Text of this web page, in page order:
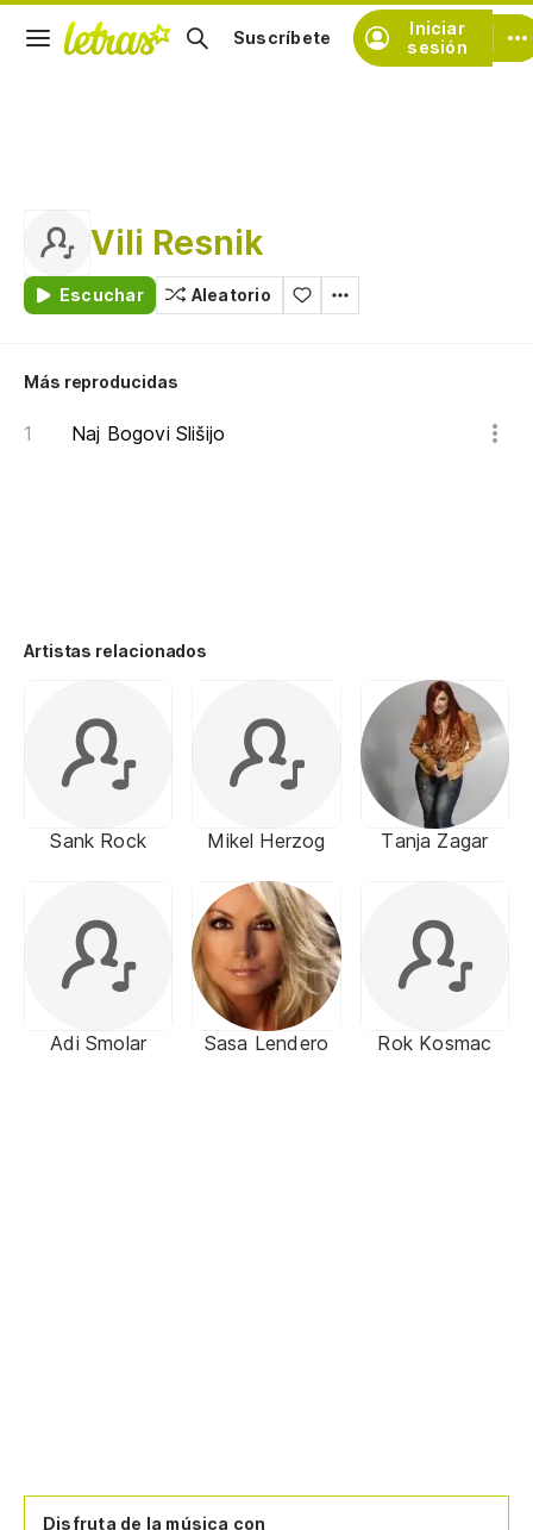
Iniciar
sesión
Suscríbete
Vili Resnik
Escuchar Aleatorio
Más reproducidas
Naj Bogovi Slišijo
Artistas relacionados
Sank Rock Mikel Herzog Tanja Zagar
Adi Smolar Sasa Lendero Rok Kosmac
Disfruta de la música con